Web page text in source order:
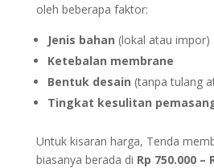
oleh beberapa faktor:
Jenis bahan (lokal atau impor)
Ketebalan membrane
Bentuk desain (tanpa tulang
Tingkat kesulitan
Untuk kisaran harga, Tenda
biasanya berada di Rp 750.000 –